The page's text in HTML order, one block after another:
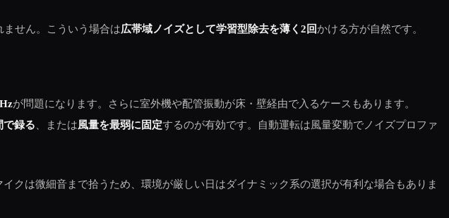
せん。こういう場合は広帯域ノイズとして学習型除去を薄く2回かける方が自然です。
が問題になります。さらに室外機や配管振動が床・壁経由で入るケースもあります。
で録る 、または風量を最弱に固定するのが有効です。自動運転は風量変動でノイズプロファ
クは微細音まで拾うため、環境が厳しい日はダイナミック系の選択が有利な場合もありま